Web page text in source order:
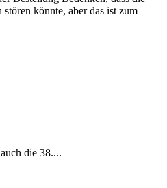
könnte, aber das ist zum
die 38....